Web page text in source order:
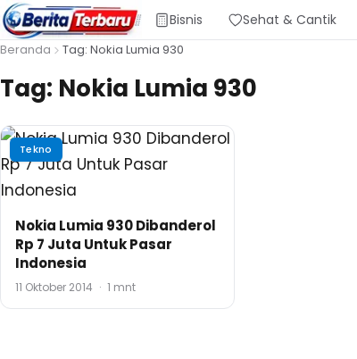
Bisnis Sehat & Cantik
Beranda Tag: Nokia Lumia 930
Tag: Nokia Lumia 930
Tekno
Nokia Lumia 930 Dibanderol
Rp 7 Juta Untuk Pasar
Indonesia
11 Oktober 2014 · 1 mnt